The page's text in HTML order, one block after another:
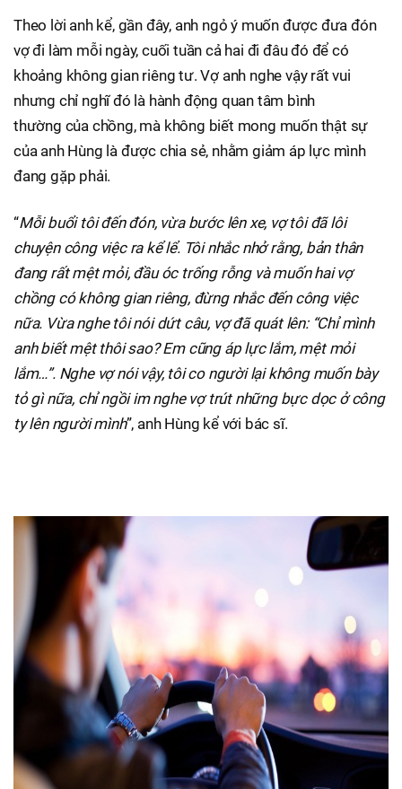
Theo lời anh kể, gần đây, anh ngỏ ý muốn được đưa đón
vợ đi làm mỗi ngày, cuối tuần cả hai đi đâu đó để có
khoảng không gian riêng tư. Vợ anh nghe vậy rất vui
nhưng chỉ nghĩ đó là hành động quan tâm bình
thường của chồng, mà không biết mong muốn thật sự
của anh Hùng là được chia sẻ, nhằm giảm áp lực mình
đang gặp phải.
“Mỗi buổi tôi đến đón, vừa bước lên xe, vợ tôi đã lôi
chuyện công việc ra kể lể. Tôi nhắc nhở rằng, bản thân
đang rất mệt mỏi, đầu óc trống rỗng và muốn hai vợ
chồng có không gian riêng, đừng nhắc đến công việc
nữa. Vừa nghe tôi nói dứt câu, vợ đã quát lên: “Chỉ mình
anh biết mệt thôi sao? Em cũng áp lực lắm, mệt mỏi
lắm…”. Nghe vợ nói vậy, tôi co người lại không muốn bày
tỏ gì nữa, chỉ ngồi im nghe vợ trút những bực dọc ở công
ty lên người mình”, anh Hùng kể với bác sĩ.